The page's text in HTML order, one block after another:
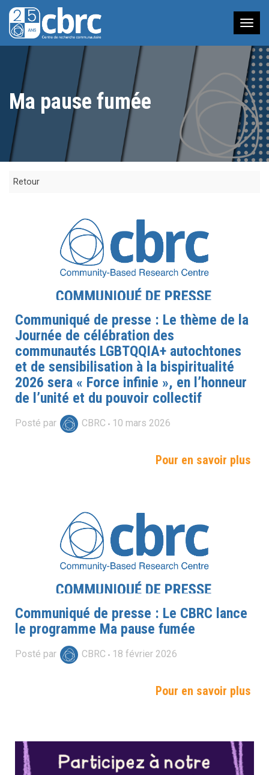
à
Ma pause fumée
Retour
Communiqué de presse : Le thème de la
Journée de célébration des
communautés LGBTQQIA+ autochtones
et de sensibilisation à la bispiritualité
2026 sera « Force infinie », en l’honneur
de l’unité et du pouvoir collectif
Posté par CBRC 10 mars 2026
Pour en savoir plus
Communiqué de presse : Le CBRC lance
le programme Ma pause fumée
Posté par CBRC 18 février 2026
Pour en savoir plus